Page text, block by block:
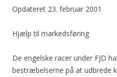
Opdateret 23. februar 2001
Hjælp til markedsføring
De engelske racer under FJD
bestræbelserne på at udbrede